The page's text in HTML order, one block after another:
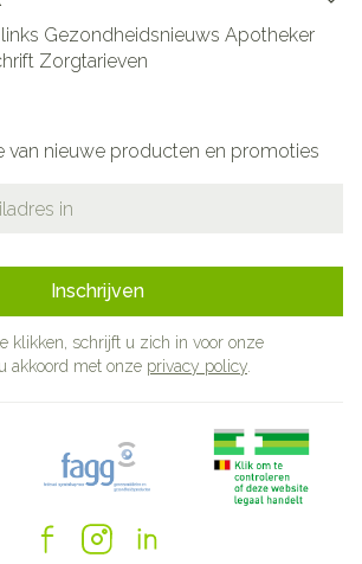
Gezondheidsnieuws Apotheker
Zorgtarieven
van nieuwe producten en promoties
Inschrijven
klikken, schrijft u zich in voor onze
akkoord met onze privacy policy